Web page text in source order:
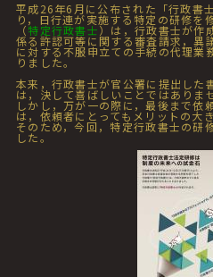
平成26年6月に公布された「行政書
り，日行連が実施する特定の研修を
（特定行政書士）は，行政書士が作
係る許認可等に関する審査請求，異
に対する不服申立ての手続の代理業
りました。
本来，行政書士が官公署に提出した
は，決して喜ばしいことではありま
しかし，万が一の際に，最後まで依
は，依頼者にとってもメリットの大
そのため，今回，特定行政書士の研
した。